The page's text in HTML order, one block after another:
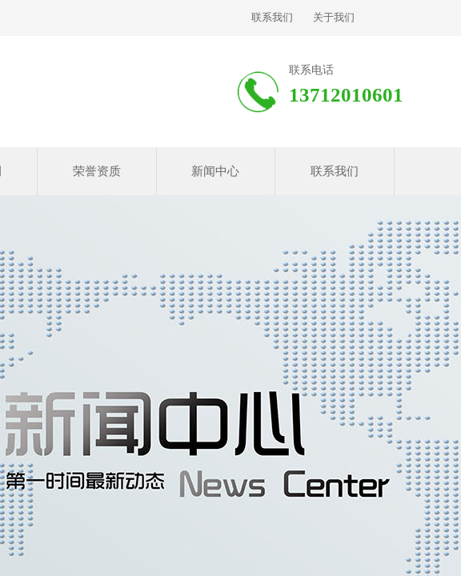
联系我们 关于我们
联系电话
13712010601
荣誉资质 新闻中心 联系我们